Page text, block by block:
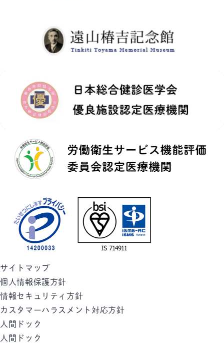
サイトマップ
個人情報保護方針
情報セキュリティ方針
カスタマーハラスメント対応方針
人間ドック
人間ドック